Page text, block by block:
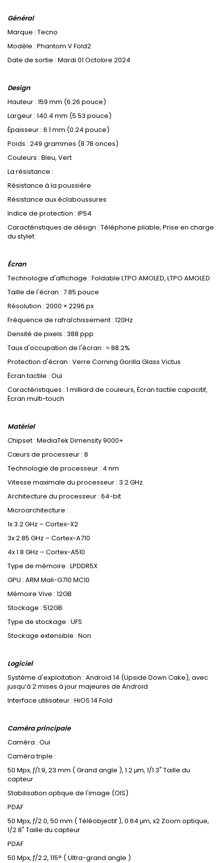
Général
Marque : Tecno
Modèle : Phantom V Fold2
Date de sortie : Mardi 01 Octobre 2024
Design
Hauteur : 159 mm (6.26 pouce)
Largeur : 140.4 mm (5.53 pouce)
Épaisseur : 6.1 mm (0.24 pouce)
Poids : 249 grammes (8.78 onces)
Couleurs : Bleu, Vert
La résistance :
Résistance à la poussière
Résistance aux éclaboussures
Indice de protection : IP54
Caractéristiques de désign : Téléphone pliable, Prise en charge
du stylet
Écran
Technologie d'affichage : Foldable LTPO AMOLED, LTPO AMOLED
Taille de l'écran : 7.85 pouce
Résolution : 2000 × 2296 px
Fréquence de rafraîchissement : 120Hz
Densité de pixels : 388 ppp
Taux d'occupation de l'écran : ≈ 88.2%
Protection d'écran : Verre Corning Gorilla Glass Victus
Écran tactile : Oui
Caractéristiques : 1 milliard de couleurs, Écran tactile capacitif,
Écran multi-touch
Matériel
Chipset : MediaTek Dimensity 9000+
Cœurs de processeur : 8
Technologie de processeur : 4 nm
Vitesse maximale du processeur : 3.2 GHz
Architecture du processeur : 64-bit
Microarchitecture :
1x 3.2 GHz – Cortex-X2
3x 2.85 GHz – Cortex-A710
4x 1.8 GHz – Cortex-A510
Type de mémoire : LPDDR5X
GPU : ARM Mali-G710 MC10
Mémoire Vive : 12GB
Stockage : 512GB
Type de stockage : UFS
Stockage extensible : Non
Logiciel
Système d'exploitation : Android 14 (Upside Down Cake), avec
jusqu’à 2 mises à jour majeures de Android
Interface utilisateur : HiOS 14 Fold
Caméra principale
Caméra : Oui
Caméra triple :
50 Mpx, ƒ/1.9, 23 mm ( Grand angle ), 1.2μm, 1/1.3" Taille du
capteur
Stabilisation optique de l'image (OIS)
PDAF
50 Mpx, ƒ/2.0, 50 mm ( Téléobjectif ), 0.64 μm, x2 Zoom optique,
1/2.8" Taille du capteur
PDAF
50 Mpx, ƒ/2.2, 115° ( Ultra-grand angle )